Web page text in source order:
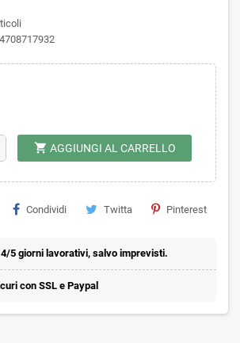
shopping_cart AGGIUNGI AL CARRELLO
Condividi Twitta Pinterest
5 giorni lavorativi, salvo imprevisti.
con SSL e Paypal